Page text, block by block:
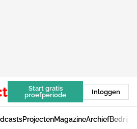
Start gratis
proefperiode
Inloggen
ProjectenMagazineArchief